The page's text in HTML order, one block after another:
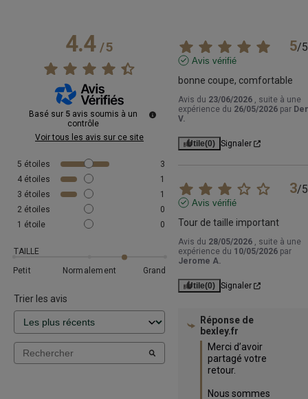
4.4/5
Basé sur 5 avis soumis à un
contrôle
Voir tous les avis sur ce site
5 étoiles
3
4 étoiles
1
3 étoiles
1
2 étoiles
0
1 étoile 0
TAILLE
Petit
Normalement Grand
Trier les avis
5/5
Avis vérifié
bonne coupe, comfortable
Avis du 23/06/2026 , suite à une
expérience du 26/05/2026 par
V.
Utile(0) Signaler
3/5
Avis vérifié
Tour de taille important
Avis du 28/05/2026 , suite à une
expérience du 10/05/2026 par
Jerome A.
Utile(0) Signaler
Réponse de
bexley.fr
Merci d’avoir
partagé votre
retour.
Nous sommes